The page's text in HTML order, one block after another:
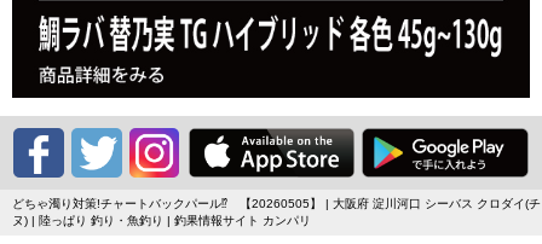
どちゃ濁り対策!チャートバックパール⁉ 【20260505】 | 大阪府 淀川河口 シーバス クロダイ(チ
ヌ) | 陸っぱり 釣り・魚釣り | 釣果情報サイト カンパリ